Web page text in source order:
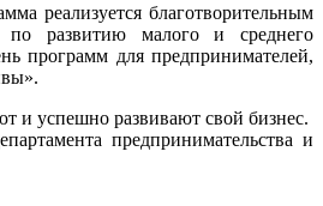
реализуется благотворительным
развитию малого и среднего
программ для предпринимателей,
и успешно развивают свой бизнес.
предпринимательства и